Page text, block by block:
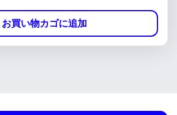
お買い物カゴに追加